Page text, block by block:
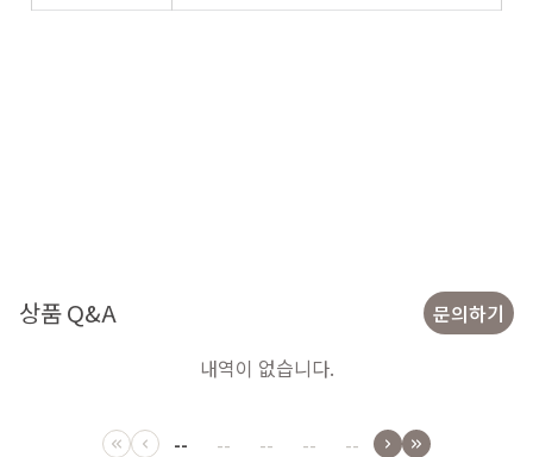
상품 Q&A
문의하기
내역이 없습니다.
-- -- -- -- --